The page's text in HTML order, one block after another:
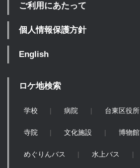
ご利用にあたって
個人情報保護方針
English
ロケ地検索
学校 病院 台東区役所
寺院 文化施設 博物館
めぐりんバス 水上バス